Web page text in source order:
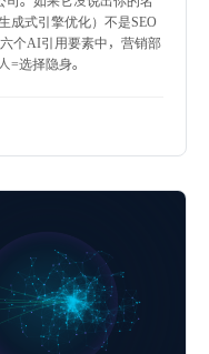
成式引擎优化）不是SEO
个AI引用要素中，营销部
=选择隐身。